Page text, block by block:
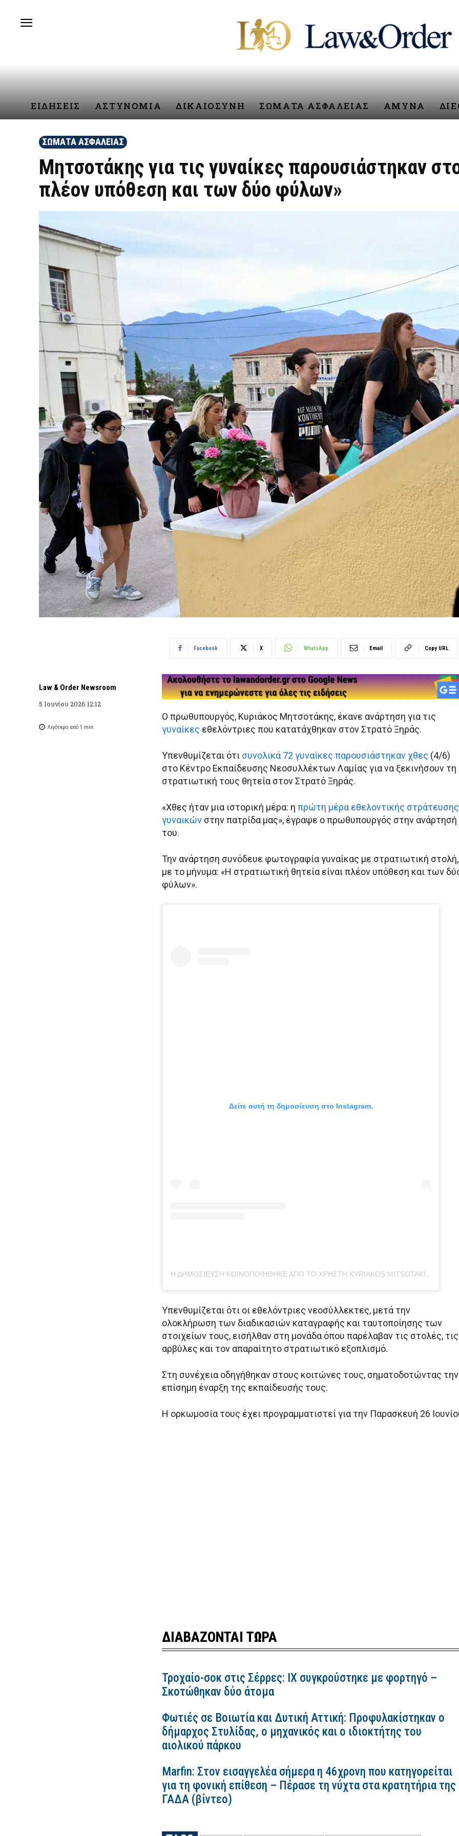
ΕΙΔΗΣΕΙΣ ΑΣΤΥΝΟΜΙΑ ΔΙΚΑΙΟΣΥΝΗ ΣΩΜΑΤΑ ΑΣΦΑΛΕΙΑΣ ΑΜΥΝΑ
ΣΩΜΑΤΑ ΑΣΦΑΛΕΙΑΣ
Μητσοτάκης για τις γυναίκες παρουσιάστηκαν
πλέον υπόθεση και των δύο φύλων»
Law & Order Newsroom
5 Ιουνίου 2026 12:12
Λιγότερο από 1 min.
Facebook X WhatsApp Email Copy URL
Ο πρωθυπουργός, Κυριάκος Μητσοτάκης, έκανε ανάρτηση για τις
γυναίκες εθελόντριες που κατατάχθηκαν στον Στρατό Ξηράς.
Υπενθυμίζεται ότι συνολικά 72 γυναίκες παρουσιάστηκαν χθες (4/6)
στο Κέντρο Εκπαίδευσης Νεοσυλλέκτων Λαμίας για να ξεκινήσουν τη
στρατιωτική τους θητεία στον Στρατό Ξηράς.
«Χθες ήταν μια ιστορική μέρα: η πρώτη μέρα εθελοντικής στράτευσης
γυναικών στην πατρίδα μας», έγραψε ο πρωθυπουργός στην ανάρτησή
του.
Την ανάρτηση συνόδευε φωτογραφία γυναίκας με στρατιωτική στολή,
με το μήνυμα: «Η στρατιωτική θητεία είναι πλέον υπόθεση και των
φύλων».
Δείτε αυτή τη δημοσίευση στο Instagram.
Υπενθυμίζεται ότι οι εθελόντριες νεοσύλλεκτες, μετά την
ολοκλήρωση των διαδικασιών καταγραφής και ταυτοποίησης των
στοιχείων τους, εισήλθαν στη μονάδα όπου παρέλαβαν τις στολές, τις
αρβύλες και τον απαραίτητο στρατιωτικό εξοπλισμό.
Στη συνέχεια οδηγήθηκαν στους κοιτώνες τους, σηματοδοτώντας την
επίσημη έναρξη της εκπαίδευσής τους.
Η ορκωμοσία τους έχει προγραμματιστεί για την Παρασκευή 26
ΔΙΑΒΑΖΟΝΤΑΙ ΤΩΡΑ
Τροχαίο-σοκ στις Σέρρες: ΙΧ συγκρούστηκε με φορτηγό –
Σκοτώθηκαν δύο άτομα
Φωτιές σε Βοιωτία και Δυτική Αττική: Προφυλακίστηκαν ο
δήμαρχος Στυλίδας, ο μηχανικός και ο ιδιοκτήτης του
αιολικού πάρκου
Marfin: Στον εισαγγελέα σήμερα η 46χρονη που κατηγορείται
για τη φονική επίθεση – Πέρασε τη νύχτα στα κρατητήρια της
ΓΑΔΑ (βίντεο)